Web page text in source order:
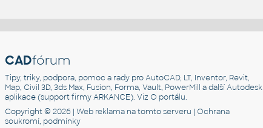
CADfórum
Tipy, triky, podpora, pomoc a rady pro AutoCAD, LT, Inventor, Revit,
Map, Civil 3D, 3ds Max, Fusion, Forma, Vault, PowerMill a další Autodesk
aplikace (support firmy ARKANCE). VizO portálu.
Copyright © 2026 |Web reklama na tomto serveru |Ochrana
soukromí, podmínky